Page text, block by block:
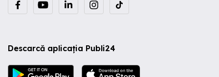
Descarcă aplicația Publi24